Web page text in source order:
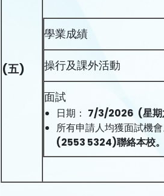
(五)
學業成績
操行及課外活動
面試
日期： 7/3/2026 (星
所有申請人均獲面試機會
(2553 5324)聯絡本校。